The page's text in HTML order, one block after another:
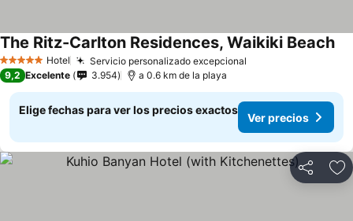
5 Estrellas Hotel Servicio personalizado excepcional
The Ritz-Carlton Residences, Waikiki Beach
9,2 Excelente 3.954 a 0.6 km de la playa
Elige fechas para ver los precios exactos
Ver precios
Compartir